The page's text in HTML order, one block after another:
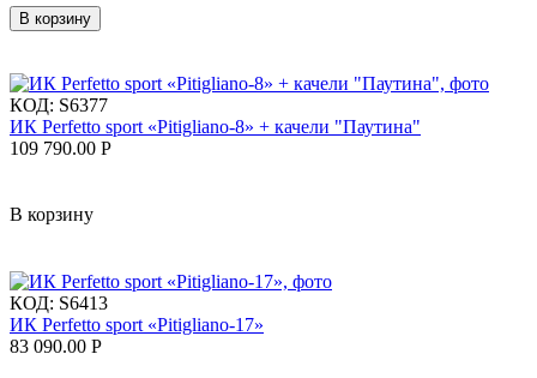
В корзину
КОД: S6377
ИК Perfetto sport «Pitigliano-8» + качели "Паутина"
109 790.00 Р
В корзину
КОД: S6413
ИК Perfetto sport «Pitigliano-17»
83 090.00 Р